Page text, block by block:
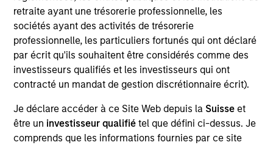
retraite ayant une trésorerie professionnelle, les
sociétés ayant des activités de trésorerie
professionnelle, les particuliers fortunés qui ont déclaré
par écrit qu'ils souhaitent être considérés comme des
investisseurs qualifiés et les investisseurs qui ont
contracté un mandat de gestion discrétionnaire écrit).
Je déclare accéder à ce Site Web depuis la Suisse et
être un investisseur qualifiétel que défini ci-dessus. Je
comprends que les informations fournies par ce site
Transaction Type
Growth Carve-out
Realization Date
Jan 2010
Biotechnology company focused on neurological disorders.
Acquired by US WorldMeds.
Investment Team
Morgan Stanley Expansion Capital